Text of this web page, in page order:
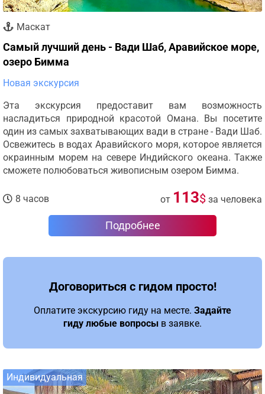
Маскат
Самый лучший день - Вади Шаб, Аравийское море,
озеро Бимма
Новая экскурсия
Эта экскурсия предоставит вам возможность
насладиться природной красотой Омана. Вы посетите
один из самых захватывающих вади в стране - Вади Шаб.
Освежитесь в водах Аравийского моря, которое является
окраинным морем на севере Индийского океана. Также
сможете полюбоваться живописным озером Бимма.
8 часов от 113$ за человека
Подробнее
Договориться с гидом просто!
Оплатите экскурсию гиду на месте. Задайте
гиду любые вопросы в заявке.
Индивидуальная